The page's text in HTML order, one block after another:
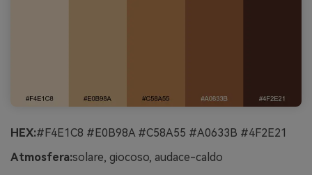
HEX:#F4E1C8 #E0B98A #C58A55 #A0633B #4F2E21
Atmosfera:solare, giocoso, audace-caldo